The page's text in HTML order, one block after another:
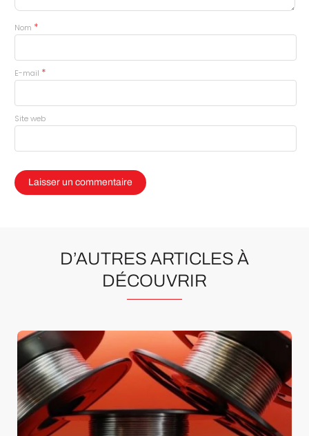
Nom *
E-mail *
Site web
D’AUTRES ARTICLES À
DÉCOUVRIR